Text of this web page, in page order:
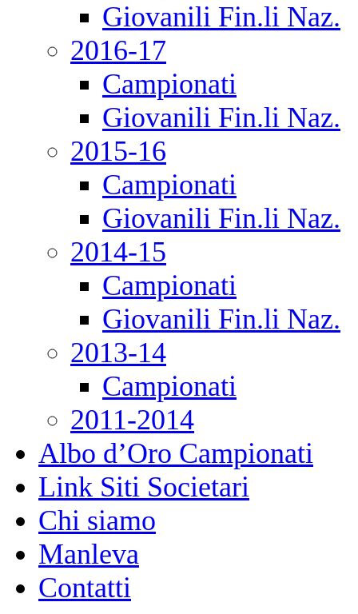
Giovanili Fin.li Naz.
2016-17
Campionati
Giovanili Fin.li Naz.
2015-16
Campionati
Giovanili Fin.li Naz.
2014-15
Campionati
Giovanili Fin.li Naz.
2013-14
Campionati
2011-2014
Albo d’Oro Campionati
Link Siti Societari
Chi siamo
Manleva
Contatti